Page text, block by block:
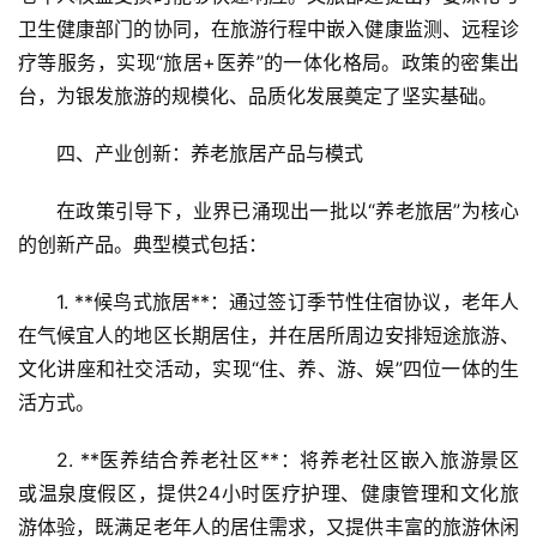
首
页
景
文
合
乡
兴
卫生健康部门的协同，在旅游行程中嵌入健康监测、远程诊
疗等服务，实现“旅居+医养”的一体化格局。政策的密集出
台，为银发旅游的规模化、品质化发展奠定了坚实基础。
四、产业创新：养老旅居产品与模式
在政策引导下，业界已涌现出一批以“养老旅居”为核心
的创新产品。典型模式包括：
1. **候鸟式旅居**：通过签订季节性住宿协议，老年人
在气候宜人的地区长期居住，并在居所周边安排短途旅游、
文化讲座和社交活动，实现“住、养、游、娱”四位一体的生
活方式。
2. **医养结合养老社区**：将养老社区嵌入旅游景区
或温泉度假区，提供24小时医疗护理、健康管理和文化旅
游体验，既满足老年人的居住需求，又提供丰富的旅游休闲